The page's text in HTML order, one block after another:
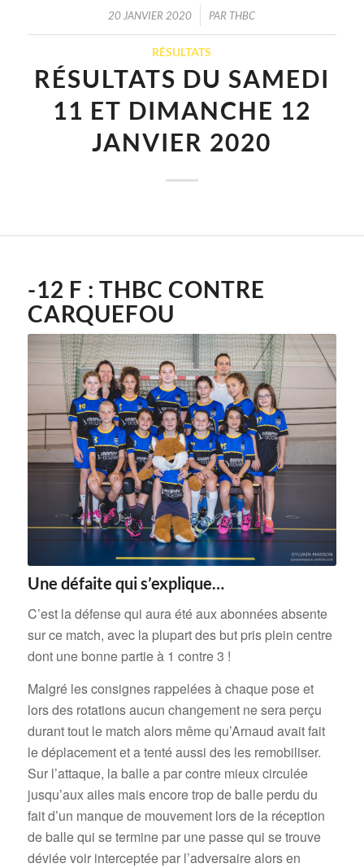
20 JANVIER 2020
/ PAR THBC
RÉSULTATS
RÉSULTATS DU SAMEDI
11 ET DIMANCHE 12
JANVIER 2020
-12 F : THBC CONTRE
CARQUEFOU
Une défaite qui s’explique…
C’est la défense qui aura été aux abonnées absente
sur ce match, avec la plupart des but pris plein centre
dont une bonne partie à 1 contre 3 !
Malgré les consignes rappelées à chaque pose et
lors des rotations aucun changement ne sera perçu
durant tout le match alors même qu’Arnaud avait fait
le déplacement et a tenté aussi des les remobiliser.
Sur l’attaque, la balle a par contre mieux circulée
jusqu’aux ailes mais encore trop de balle perdu du
fait d’un manque de mouvement lors de la réception
de balle qui se termine par une passe qui se trouve
déviée voir interceptée par l’adversaire alors en